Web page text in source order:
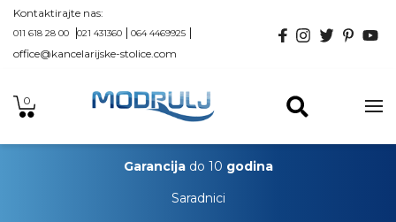
Kontaktirajte nas:
011 618 28 00 021 431360 064 4469925
office@kancelarijske-stolice.com
0
Garancijado 10 godina
Saradnici